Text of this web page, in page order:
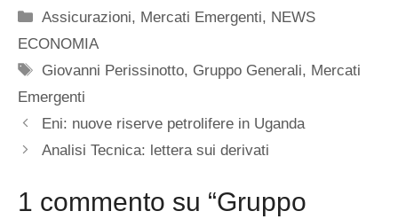
Categorie
Assicurazioni, Mercati Emergenti, NEWS
ECONOMIA
Tag
Giovanni Perissinotto, Gruppo Generali, Mercati
Emergenti
Eni: nuove riserve petrolifere in Uganda
Analisi Tecnica: lettera sui derivati
1 commento su “Gruppo